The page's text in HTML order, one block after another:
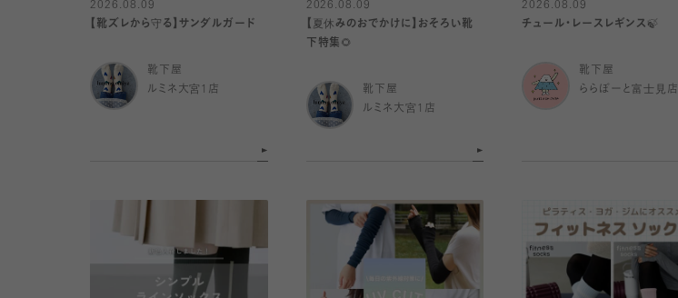
2026.08.09
【靴ズレから守る】サンダルガード
靴下屋
ルミネ大宮1店
2026.08.09
【夏休みのおでかけに】おそろい靴
下特集🌻
靴下屋
ルミネ大宮1店
2026.08.09
チュール・レースレギンス🍃
靴下屋
ららぽーと富士見店